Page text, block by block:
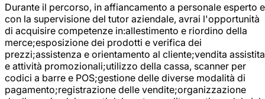
Durante il percorso, in affiancamento a personale esperto e
con la supervisione del tutor aziendale, avrai l'opportunità
di acquisire competenze in:allestimento e riordino della
merce;esposizione dei prodotti e verifica dei
prezzi;assistenza e orientamento al cliente;vendita assistita
e attività promozionali;utilizzo della cassa, scanner per
codici a barre e POS;gestione delle diverse modalità di
pagamento;registrazione delle vendite;organizzazione